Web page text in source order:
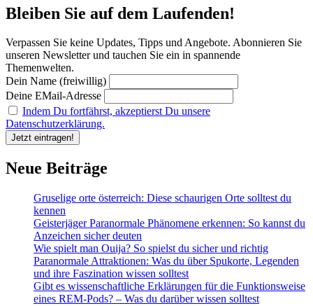
‚Helly
Kitty
Ein
Blick
Sprüche!
Bleiben Sie auf dem Laufenden!
Verpassen Sie keine Updates, Tipps und Angebote. Abonnieren Sie
unseren Newsletter und tauchen Sie ein in spannende
Themenwelten.
Dein Name (freiwillig)
Deine EMail-Adresse
Indem Du fortfährst, akzeptierst Du unsere
Datenschutzerklärung.
Neue Beiträge
Gruselige orte österreich: Diese schaurigen Orte solltest du
kennen
Geisterjäger Paranormale Phänomene erkennen: So kannst du
Anzeichen sicher deuten
Wie spielt man Ouija? So spielst du sicher und richtig
Paranormale Attraktionen: Was du über Spukorte, Legenden
und ihre Faszination wissen solltest
Gibt es wissenschaftliche Erklärungen für die Funktionsweise
eines REM-Pods? – Was du darüber wissen solltest